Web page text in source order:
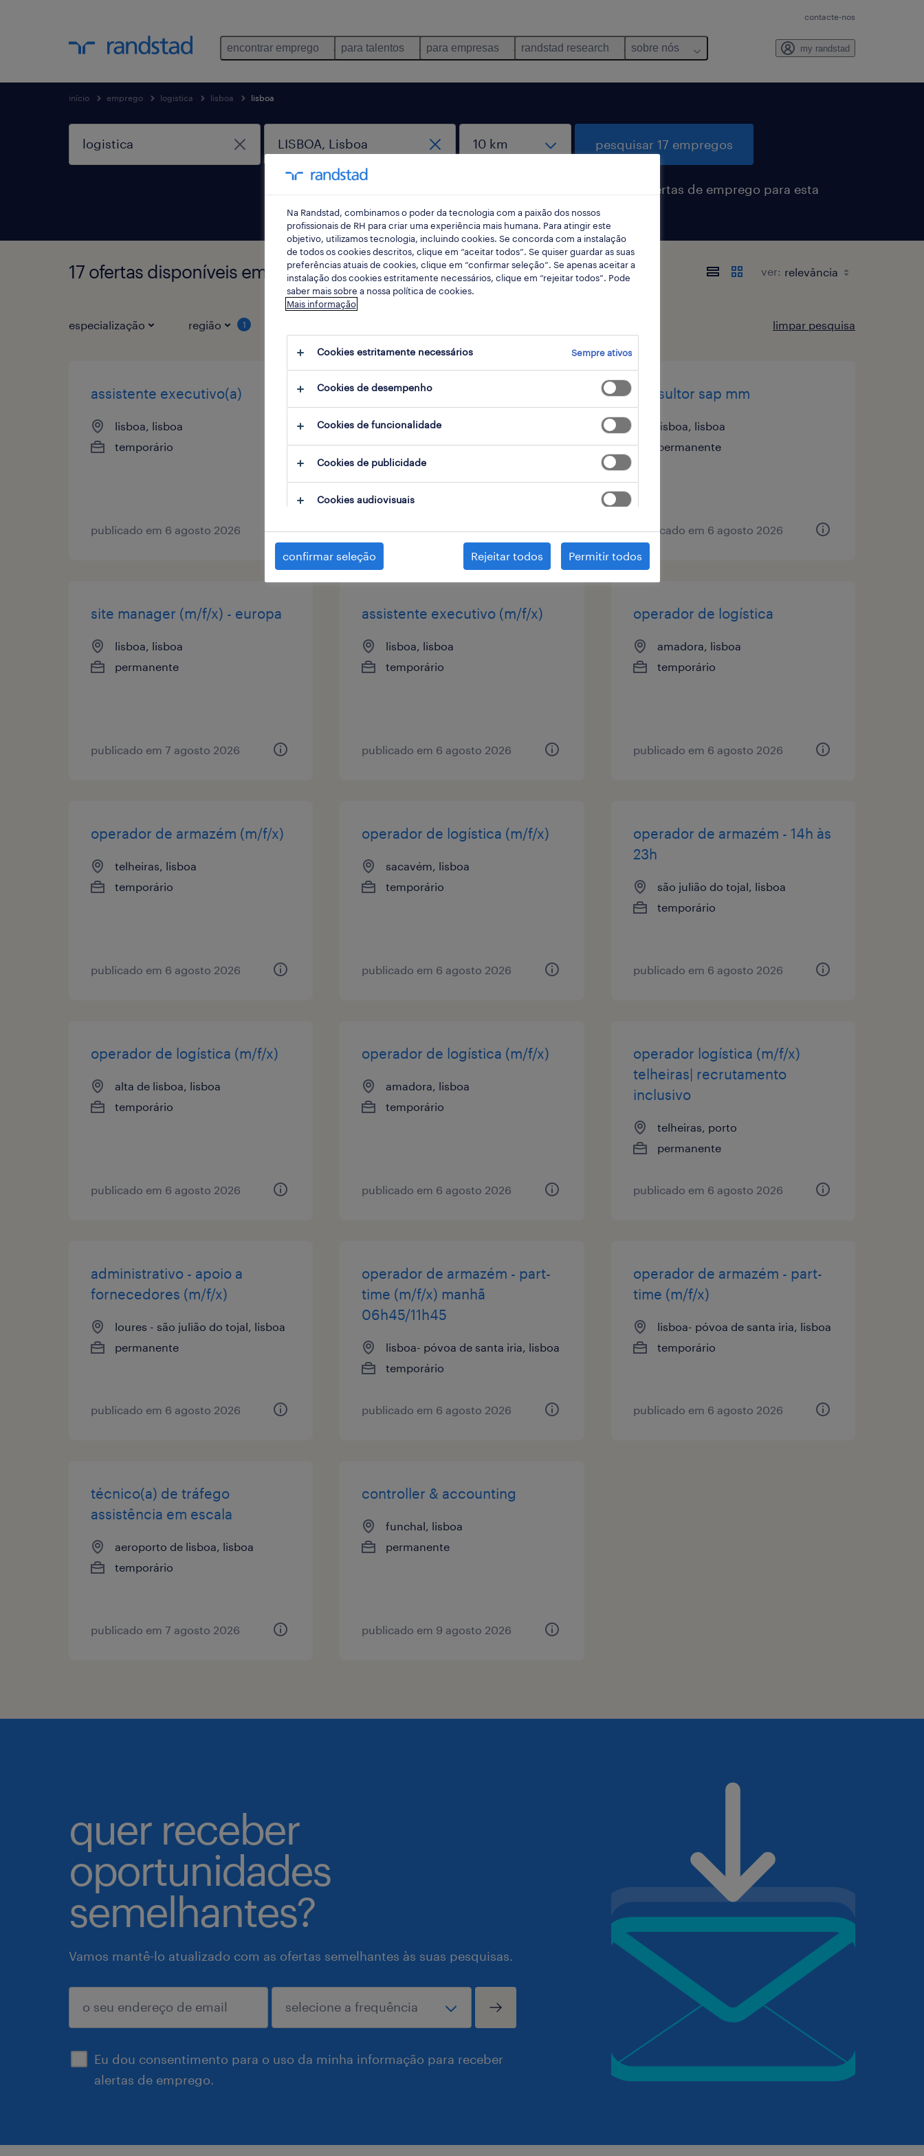
contacte-nos
encontrar emprego para talentos para empresas randstad research sobre nós my randstad
início emprego logistica lisboa lisboa
pesquisar 17 empregos
receber alertas de emprego para esta
pesquisa
17 ofertas disponíveis em Logistica em LISBOA, Lisboa ver:
especialização região 1 limpar pesquisa
assistente executivo(a)
lisboa, lisboa
temporário
publicado em 6 agosto 2026
operadores polivalentes loja &
lisboa, lisboa
temporário
publicado em 6 agosto 2026
consultor sap mm
lisboa, lisboa
permanente
publicado em 6 agosto 2026
site manager (m/f/x) - europa
lisboa, lisboa
permanente
publicado em 7 agosto 2026
assistente executivo (m/f/x)
lisboa, lisboa
temporário
publicado em 6 agosto 2026
operador de logística
amadora, lisboa
temporário
publicado em 6 agosto 2026
operador de armazém (m/f/x)
telheiras, lisboa
temporário
publicado em 6 agosto 2026
operador de logística (m/f/x)
sacavém, lisboa
temporário
publicado em 6 agosto 2026
operador de armazém - 14h às
23h
são julião do tojal, lisboa
temporário
publicado em 6 agosto 2026
operador de logística (m/f/x)
alta de lisboa, lisboa
temporário
publicado em 6 agosto 2026
operador de logística (m/f/x)
amadora, lisboa
temporário
publicado em 6 agosto 2026
operador logística (m/f/x)
telheiras| recrutamento
inclusivo
telheiras, porto
permanente
publicado em 6 agosto 2026
administrativo - apoio a
fornecedores (m/f/x)
loures - são julião do tojal, lisboa
permanente
publicado em 6 agosto 2026
operador de armazém - part-
time (m/f/x) manhã
06h45/11h45
lisboa- póvoa de santa iria, lisboa
temporário
publicado em 6 agosto 2026
operador de armazém - part-
time (m/f/x)
lisboa- póvoa de santa iria, lisboa
temporário
publicado em 6 agosto 2026
técnico(a) de tráfego
assistência em escala
aeroporto de lisboa, lisboa
temporário
publicado em 7 agosto 2026
controller & accounting
funchal, lisboa
permanente
publicado em 9 agosto 2026
quer receber
oportunidades
semelhantes?
Vamos mantê-lo atualizado com as ofertas semelhantes às suas pesquisas.
Eu dou consentimento para o uso da minha informação para receber
alertas de emprego.
enviar
Na Randstad, combinamos o poder da tecnologia com a paixão dos nossos
profissionais de RH para criar uma experiência mais humana. Para atingir este
objetivo, utilizamos tecnologia, incluindo cookies. Se concorda com a instalação
de todos os cookies descritos, clique em “aceitar todos”. Se quiser guardar as suas
preferências atuais de cookies, clique em “confirmar seleção”. Se apenas aceitar a
instalação dos cookies estritamente necessários, clique em “rejeitar todos”. Pode
saber mais sobre a nossa política de cookies.
Mais informação
Cookies estritamente necessários Sempre ativos
Cookies de desempenho
Cookies de funcionalidade
Cookies de publicidade
Cookies audiovisuais
confirmar seleção Rejeitar todos Permitir todos